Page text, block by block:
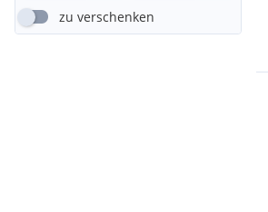
zu verschenken